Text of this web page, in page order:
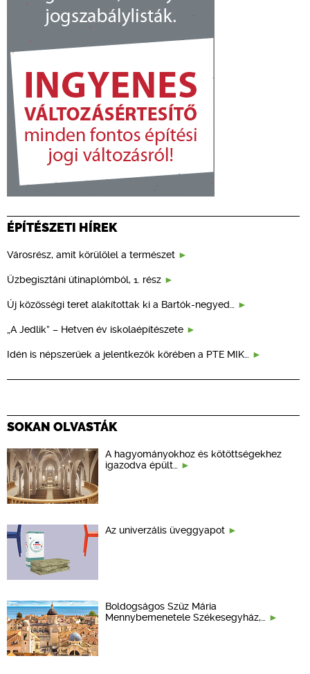
ÉPÍTÉSZETI HÍREK
Városrész, amit körülölel a természet
Üzbegisztáni útinaplómból, 1. rész
Új közösségi teret alakítottak ki a Bartók-negyed…
„A Jedlik” – Hetven év iskolaépítészete
Idén is népszerűek a jelentkezők körében a PTE MIK…
SOKAN OLVASTÁK
A hagyományokhoz és kötöttségekhez
igazodva épült…
Az univerzális üveggyapot
Boldogságos Szűz Mária
Mennybemenetele Székesegyház,…